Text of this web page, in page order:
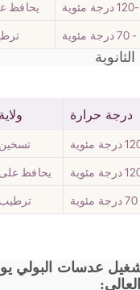
يحافظ
درجة حرارة ولاية
تسخين
يحافظ على
ترطيب
عدسات البولي